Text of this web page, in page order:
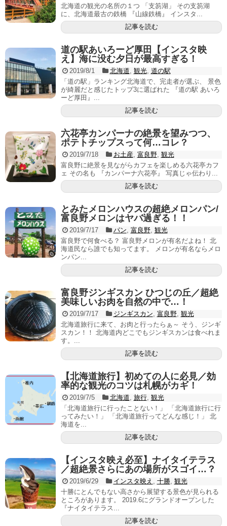
北海道の観光の名所の１つ 「支笏湖」 その支笏湖
に、北海道最古の鉄橋 『山線鉄橋』 インスタ...
記事を読む
道の駅あいろーど厚田【インスタ映
え】海に没む夕日が最高すぎる！
2019/8/1 北海道 観光, 道の駅
「道の駅」ランキング北海道で、完走者が選ぶ、 景色
が綺麗だと感じたトップ3に選ばれた 『道の駅 あいろ
ーど厚田』...
記事を読む
六花亭カンパーナの絶景を望みつつ、
ポテトチップスって何…コレ？
2019/7/18 お土産, 富良野, 観光
富良野に絶景を見ながらカフェを楽しめる六花亭カフ
ェ その名も 『カンパーナ六花亭』 写真じゃ伝わり...
記事を読む
とみたメロンハウスの超絶メロンパン/
富良野メロンはヤバ過ぎる！！
2019/7/17 パン 富良野, 観光
富良野で何食べる？ 富良野メロンが有名だよね！ 北
海道民なら誰でも知ってます。 メロンが有名ならメロ
ンパン...
記事を読む
富良野ジンギスカン ひつじの丘／超絶
美味しいお肉を自然の中で…！
2019/7/17 ジンギスカン 富良野, 観光
北海道旅行に来て、お肉と行ったらぁ～ そう、ジンギ
スカン！！ 北海道内どこでもジンギスカンは食べれま
す。...
記事を読む
【北海道旅行】初めての人に必見／効
率的な観光のコツは札幌がカギ！
2019/7/5 北海道 旅行, 観光
「北海道旅行に行ったことない！」 「北海道旅行に行
ってみたい！」 「北海道旅行ってどんな感じ！」 北
海道を...
記事を読む
【インスタ映え必至】ナイタイテラス
／超絶景さらにあの場所がスゴイ…？
2019/6/29 インスタ映え 十勝, 観光
十勝にとんでもない高さから展望する景色が見られる
ところがあります。 2019.6にグランドオープンした
『ナイタイテラス...
記事を読む